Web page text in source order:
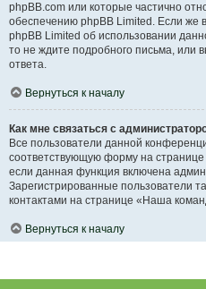
phpBB.com или которые частично
обеспечению phpBB Limited. Если же
phpBB Limited об использовании
то не ждите подробного письма, или
ответа.
Вернуться к началу
Как мне связаться с
Все пользователи данной
соответствующую форму на
если данная функция включена
Зарегистрированные пользователи
контактами на странице «Наша
Вернуться к началу